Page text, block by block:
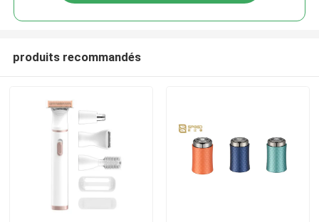
produits recommandés